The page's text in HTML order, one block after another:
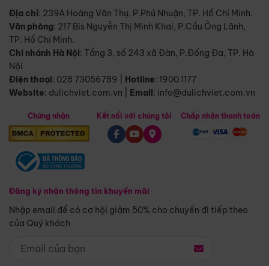
Địa chỉ: 239A Hoàng Văn Thụ, P.Phú Nhuận, TP. Hồ Chí Minh.
Văn phòng: 217 Bis Nguyễn Thị Minh Khai, P.Cầu Ông Lãnh,
TP. Hồ Chí Minh.
Chi nhánh Hà Nội: Tầng 3, số 243 xã Đàn, P.Đống Đa, TP. Hà
Nội
Điện thoại: 028 73056789 Hotline: 1900 1177
Website: dulichviet.com.vn Email: info@dulichviet.com.vn
Chứng nhận
Đăng ký nhận thông tin khuyến mãi
Nhập email để có cơ hội giảm 50% cho chuyến đi tiếp theo
của Quý khách
Kết nối với chúng tôi Chấp nhận thanh toán